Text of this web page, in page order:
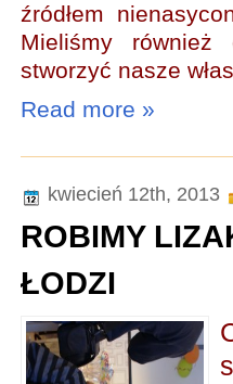
źródłem
Mieliśmy również
stworzyć nasze
Read more »
kwiecień 12th, 2013
ROBIMY
ŁODZI